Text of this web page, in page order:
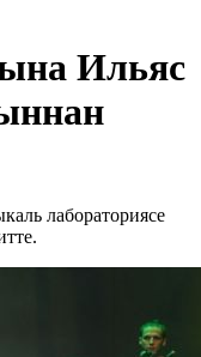
Ильяс
лабораториясе